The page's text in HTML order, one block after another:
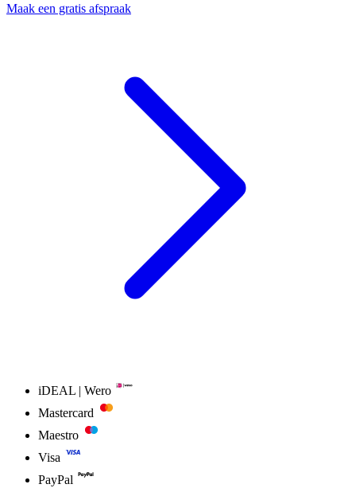
Maak een gratis afspraak
iDEAL | Wero
Mastercard
Maestro
Visa
PayPal